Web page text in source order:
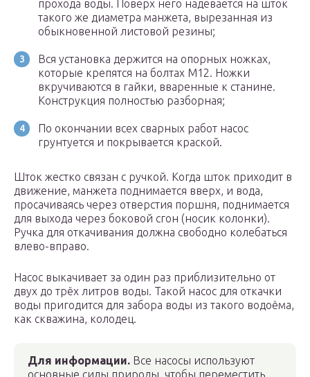
прохода воды. Поверх него надевается на шток
такого же диаметра манжета, вырезанная из
обыкновенной листовой резины;
Вся установка держится на опорных ножках,
которые крепятся на болтах М12. Ножки
вкручиваются в гайки, вваренные к станине.
Конструкция полностью разборная;
По окончании всех сварных работ насос
грунтуется и покрывается краской.
Шток жестко связан с ручкой. Когда шток приходит в
движение, манжета поднимается вверх, и вода,
просачиваясь через отверстия поршня, поднимается
для выхода через боковой сгон (носик колонки).
Ручка для откачивания должна свободно колебаться
влево-вправо.
Насос выкачивает за один раз приблизительно от
двух до трёх литров воды. Такой насос для откачки
воды пригодится для забора воды из такого водоёма,
как скважина, колодец.
Для информации. Все насосы используют
основные силы природы, чтобы переместить